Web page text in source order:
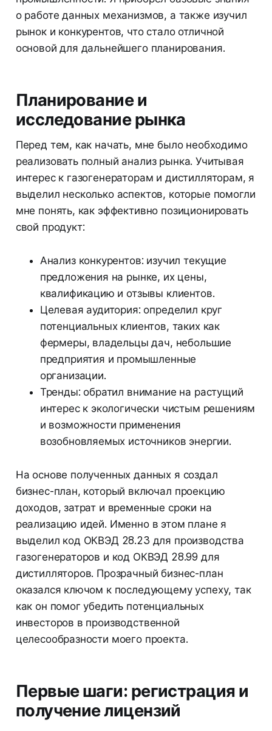
о работе данных механизмов, а также изучил
рынок и конкурентов, что стало отличной
основой для дальнейшего планирования.
Планирование и
исследование рынка
Перед тем, как начать, мне было необходимо
реализовать полный анализ рынка. Учитывая
интерес к газогенераторам и дистилляторам, я
выделил несколько аспектов, которые помогли
мне понять, как эффективно позиционировать
свой продукт:
Анализ конкурентов: изучил текущие
предложения на рынке, их цены,
квалификацию и отзывы клиентов.
Целевая аудитория: определил круг
потенциальных клиентов, таких как
фермеры, владельцы дач, небольшие
предприятия и промышленные
организации.
Тренды: обратил внимание на растущий
интерес к экологически чистым решениям
и возможности применения
возобновляемых источников энергии.
На основе полученных данных я создал
бизнес-план, который включал проекцию
доходов, затрат и временные сроки на
реализацию идей. Именно в этом плане я
выделил код ОКВЭД 28.23 для производства
газогенераторов и код ОКВЭД 28.99 для
дистилляторов. Прозрачный бизнес-план
оказался ключом к последующему успеху, так
как он помог убедить потенциальных
инвесторов в производственной
целесообразности моего проекта.
Первые шаги: регистрация и
получение лицензий